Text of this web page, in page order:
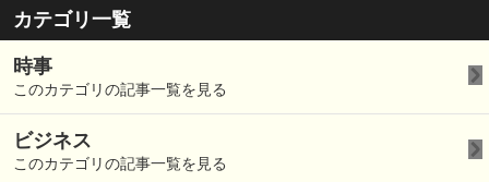
カテゴリ一覧
時事
このカテゴリの記事一覧を見る
ビジネス
このカテゴリの記事一覧を見る